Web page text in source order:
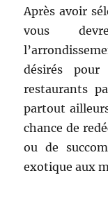
Après avoir
vous
désirés
restaurants
partout
chance de
ou de
exotique aux